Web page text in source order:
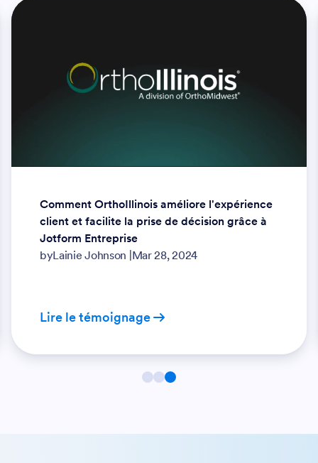
Comment OrthoIllinois améliore l'expérience
client et facilite la prise de décision grâce à
Jotform Entreprise
byLainie Johnson Mar 28, 2024
Lire le témoignage